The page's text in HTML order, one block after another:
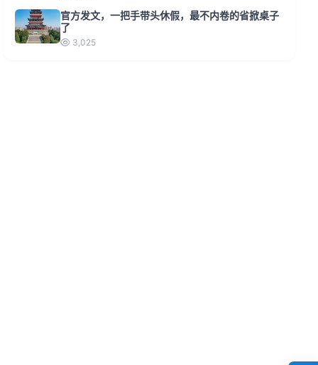
官方发文，一把手带头休假，最不内卷的省掀桌子
了
3,025